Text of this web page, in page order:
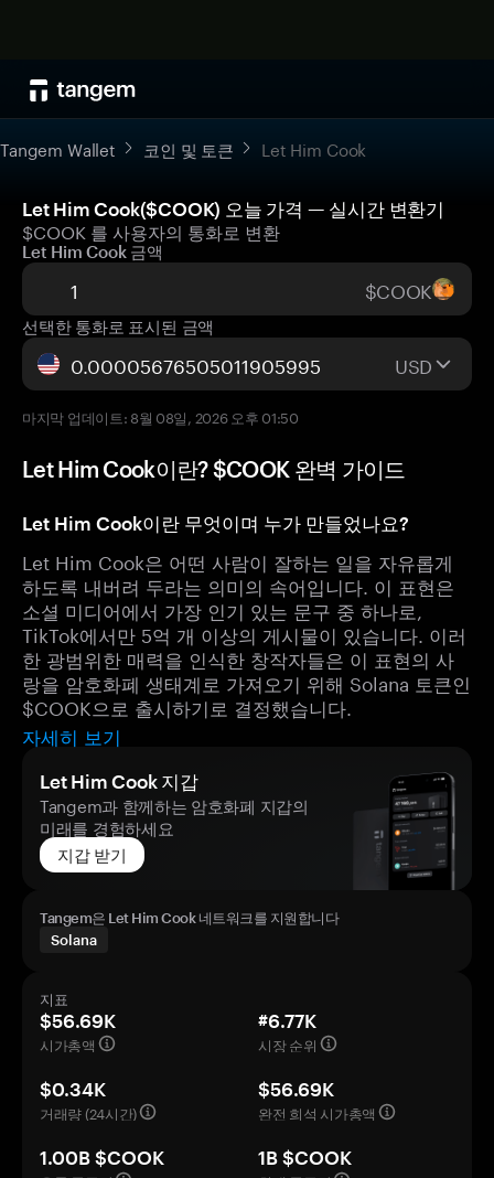
Tangem Wallet 코인 및 토큰 Let Him Cook
Let Him Cook($COOK) 오늘 가격 — 실시간 변환기
$COOK 를 사용자의 통화로 변환
Let Him Cook 금액
$COOK
선택한 통화로 표시된 금액
USD
마지막 업데이트: 8월 08일, 2026 오후 01:50
Let Him Cook이란? $COOK 완벽 가이드
Let Him Cook이란 무엇이며 누가 만들었나요?
Let Him Cook은 어떤 사람이 잘하는 일을 자유롭게
하도록 내버려 두라는 의미의 속어입니다. 이 표현은
소셜 미디어에서 가장 인기 있는 문구 중 하나로,
TikTok에서만 5억 개 이상의 게시물이 있습니다. 이러
한 광범위한 매력을 인식한 창작자들은 이 표현의 사
랑을 암호화폐 생태계로 가져오기 위해 Solana 토큰인
$COOK으로 출시하기로 결정했습니다.
자세히 보기
Let Him Cook 지갑
Tangem과 함께하는 암호화폐 지갑의
미래를 경험하세요
지갑 받기
Tangem은 Let Him Cook 네트워크를 지원합니다
Solana
지표
$56.69K
시가총액
#6.77K
시장 순위
$0.34K
거래량 (24시간)
$56.69K
완전 희석 시가총액
1.00B $COOK
1B $COOK